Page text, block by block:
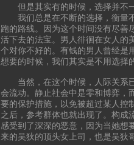
但是其实有的时候，选择并不
我们总是在不断的选择，衡量不
跑的路线。因为这个时间没有尽善
活下去的法宝。男人徘徊在女人的
个对你不好的。有钱的男人曾经是
想要的时候，我们其实是不用选择
当然，在这个时候，人际关系已
会流动。静止社会中是零和博弈，
要的保护措施，以免被超过某人控
之后，参考群体也就出现了。构成
感受到了深深的恶意，因为当她想
来的吴狄的顶头女上司，也是吴狄